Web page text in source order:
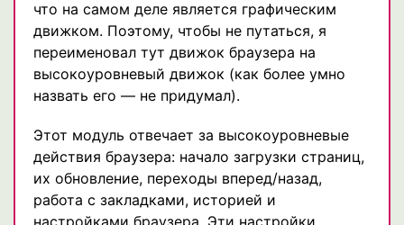
что на самом деле является графическим
движком. Поэтому, чтобы не путаться, я
переименовал тут движок браузера на
высокоуровневый движок (как более умно
назвать его — не придумал).
Этот модуль отвечает за высокоуровневые
действия браузера: начало загрузки страниц,
их обновление, переходы вперед/назад,
работа с закладками, историей и
настройками браузера. Эти настройки